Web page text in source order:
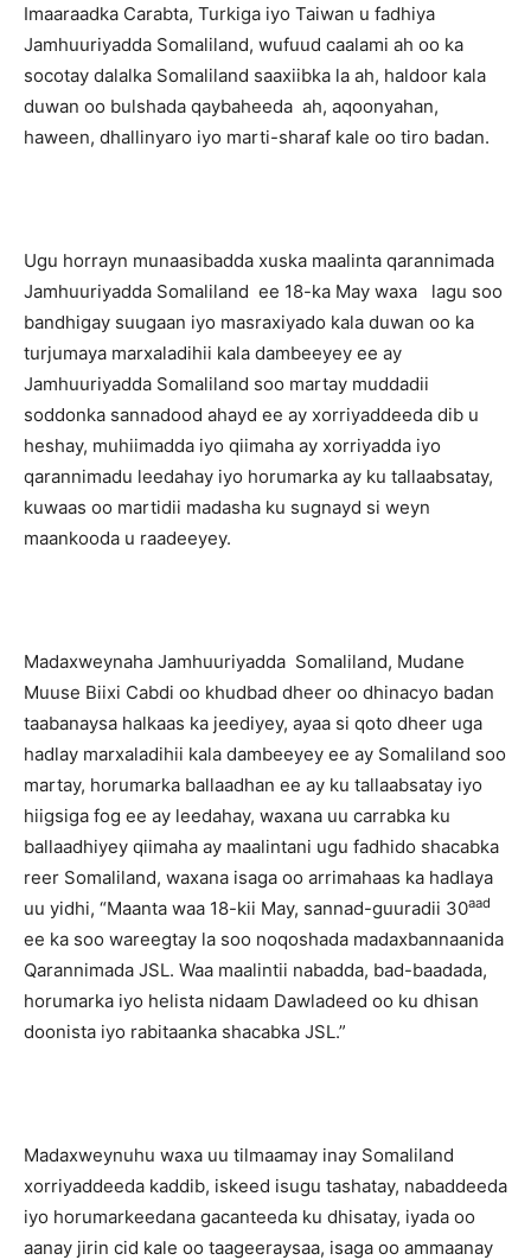
Imaaraadka Carabta, Turkiga iyo Taiwan u fadhiya
Jamhuuriyadda Somaliland, wufuud caalami ah oo ka
socotay dalalka Somaliland saaxiibka la ah, haldoor kala
duwan oo bulshada qaybaheeda ah, aqoonyahan,
haween, dhallinyaro iyo marti-sharaf kale oo tiro badan.
Ugu horrayn munaasibadda xuska maalinta qarannimada
Jamhuuriyadda Somaliland ee 18-ka May waxa lagu soo
bandhigay suugaan iyo masraxiyado kala duwan oo ka
turjumaya marxaladihii kala dambeeyey ee ay
Jamhuuriyadda Somaliland soo martay muddadii
soddonka sannadood ahayd ee ay xorriyaddeeda dib u
heshay, muhiimadda iyo qiimaha ay xorriyadda iyo
qarannimadu leedahay iyo horumarka ay ku tallaabsatay,
kuwaas oo martidii madasha ku sugnayd si weyn
maankooda u raadeeyey.
Madaxweynaha Jamhuuriyadda Somaliland, Mudane
Muuse Biixi Cabdi oo khudbad dheer oo dhinacyo badan
taabanaysa halkaas ka jeediyey, ayaa si qoto dheer uga
hadlay marxaladihii kala dambeeyey ee ay Somaliland soo
martay, horumarka ballaadhan ee ay ku tallaabsatay iyo
hiigsiga fog ee ay leedahay, waxana uu carrabka ku
ballaadhiyey qiimaha ay maalintani ugu fadhido shacabka
reer Somaliland, waxana isaga oo arrimahaas ka hadlaya
uu yidhi, “Maanta waa 18-kii May, sannad-guuradii 30aad
ee ka soo wareegtay la soo noqoshada madaxbannaanida
Qarannimada JSL. Waa maalintii nabadda, bad-baadada,
horumarka iyo helista nidaam Dawladeed oo ku dhisan
doonista iyo rabitaanka shacabka JSL.”
Madaxweynuhu waxa uu tilmaamay inay Somaliland
xorriyaddeeda kaddib, iskeed isugu tashatay, nabaddeeda
iyo horumarkeedana gacanteeda ku dhisatay, iyada oo
aanay jirin cid kale oo taageeraysaa, isaga oo ammaanay